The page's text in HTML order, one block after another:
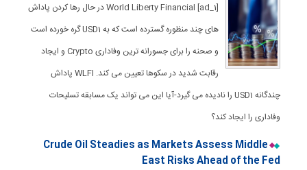
[ad_1] World Liberty Financial در حال رها کردن پاداش
های چند منظوره گسترده است که به USD1 گره خورده است
و صحنه را برای جسورانه ترین وفاداری Crypto و ایجاد
رقابت شدید در سکوها تعیین می کند. WLFI پاداش
چندگانه USD1 را نادیده می گیرد-آیا این می تواند یک مسابقه تسلیحات
وفاداری را ایجاد کند؟
Crude Oil Steadies as Markets Assess Middle
East Risks Ahead of the Fed